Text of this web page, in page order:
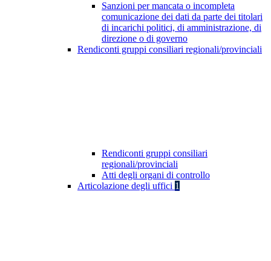
Sanzioni per mancata o incompleta
comunicazione dei dati da parte dei titolari
di incarichi politici, di amministrazione, di
direzione o di governo
Rendiconti gruppi consiliari regionali/provinciali
Rendiconti gruppi consiliari
regionali/provinciali
Atti degli organi di controllo
Articolazione degli uffici 1